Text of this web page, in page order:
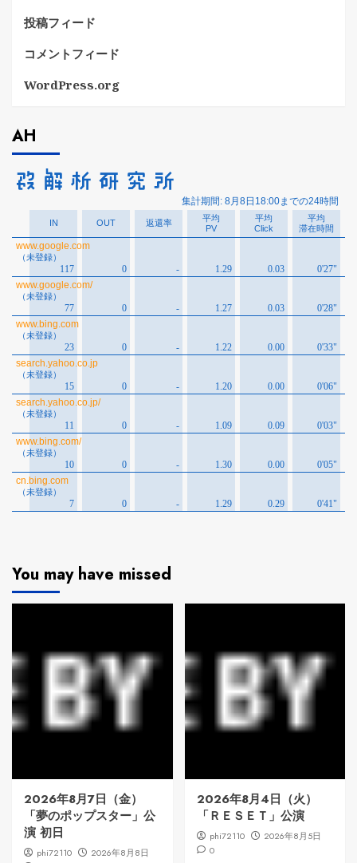
投稿フィード
コメントフィード
WordPress.org
AH
You may have missed
2026年8月7日（金）
「夢のポップスター」公
演 初日
phi72110
2026年8月8日
2026年8月4日（火）
「ＲＥＳＥＴ」公演
phi72110
2026年8月5日
0